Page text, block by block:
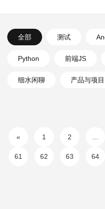
全部 测试
Python 前端JS
细水闲聊 产品与项目
« 1 2
61 62 63 64